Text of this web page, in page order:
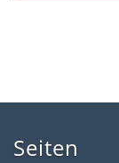
Seiten